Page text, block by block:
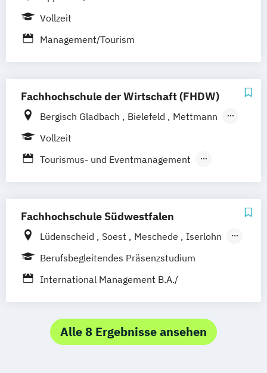
Dresden
Vollzeit
Management/Tourism
Fachhochschule der Wirtschaft (FHDW)
Bergisch Gladbach Bielefeld
Mettmann
Paderborn
Vollzeit
Tourismus- und Eventmanagement
Fachhochschule Südwestfalen
Lüdenscheid Soest Meschede
Iserlohn
Hagen
Berufsbegleitendes Präsenzstudium
International Management B.A./
Alle 8 Ergebnisse ansehen